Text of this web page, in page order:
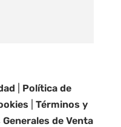
Política de
|Términos y
de Venta